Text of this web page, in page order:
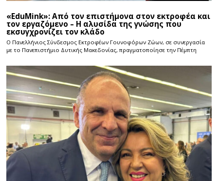
«EduMink»: Από τον επιστήμονα στον εκτροφέα και
τον εργαζόμενο – Η αλυσίδα της γνώσης που
εκσυγχρονίζει τον κλάδο
Ο Πανελλήνιος Σύνδεσμος Εκτροφέων Γουνοφόρων Ζώων, σε συνεργασία
με το Πανεπιστήμιο Δυτικής Μακεδονίας, πραγματοποίησε την Πέμπτη